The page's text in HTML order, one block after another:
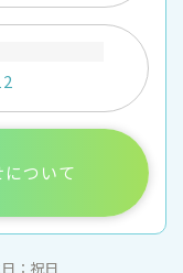
ついて
： 祝日